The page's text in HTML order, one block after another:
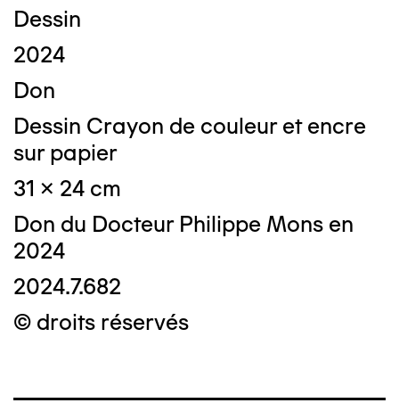
Dessin
2024
Don
Dessin Crayon de couleur et encre
sur papier
31 x 24 cm
Don du Docteur Philippe Mons en
2024
2024.7.682
© droits réservés